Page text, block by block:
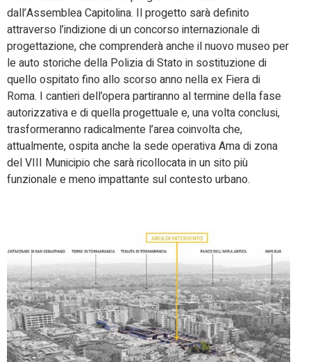
dall’Assemblea Capitolina. Il progetto sarà definito
attraverso l’indizione di un concorso internazionale di
progettazione, che comprenderà anche il nuovo museo per
le auto storiche della Polizia di Stato in sostituzione di
quello ospitato fino allo scorso anno nella ex Fiera di
Roma. I cantieri dell’opera partiranno al termine della fase
autorizzativa e di quella progettuale e, una volta conclusi,
trasformeranno radicalmente l’area coinvolta che,
attualmente, ospita anche la sede operativa Ama di zona
del VIII Municipio che sarà ricollocata in un sito più
funzionale e meno impattante sul contesto urbano.